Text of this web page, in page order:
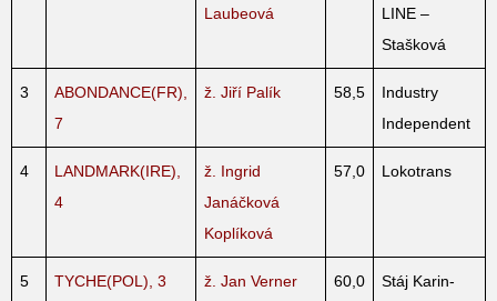
Laubeová
LINE –
Stašková
3
ABONDANCE(FR),
7
ž. Jiří Palík 58,5
Industry
Independent
4
LANDMARK(IRE),
4
ž. Ingrid
Janáčková
Koplíková
57,0 Lokotrans
5 TYCHE(POL), 3 ž. Jan Verner 60,0
Stáj Karin-